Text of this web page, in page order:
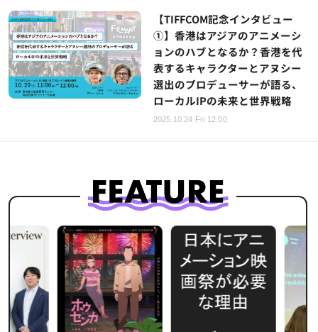
【TIFFCOM記念インタビュー
①】香港はアジアのアニメーシ
ョンのハブとなるか？香港を代
表するキャラクターとアヌシー
選出のプロデューサーが語る、
ローカルIPの未来と世界戦略
2025.10.24 Fri 12:00